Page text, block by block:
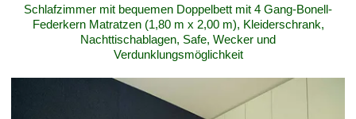
Schlafzimmer mit bequemen Doppelbett mit 4 Gang-Bonell-
Federkern Matratzen (1,80 m x 2,00 m), Kleiderschrank,
Nachttischablagen, Safe, Wecker und
Verdunklungsmöglichkeit